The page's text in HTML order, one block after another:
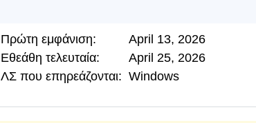
Πρώτη εμφάνιση:
April 13, 2026
Εθεάθη τελευταία:
April 25, 2026
ΛΣ που επηρεάζονται: Windows